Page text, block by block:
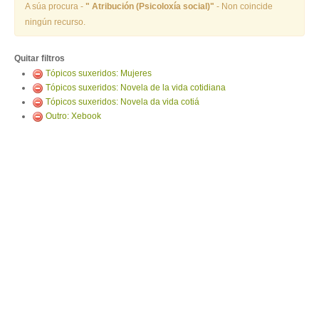
A súa procura - " Atribución (Psicoloxía social)" - Non coincide
ningún recurso.
Quitar filtros
Tópicos suxeridos: Mujeres
Tópicos suxeridos: Novela de la vida cotidiana
Tópicos suxeridos: Novela da vida cotiá
Outro: Xebook